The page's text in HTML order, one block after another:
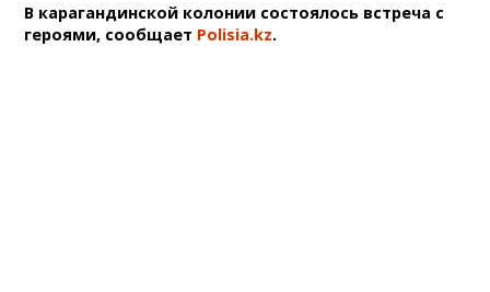
В карагандинской колонии состоялось встреча с
героями, сообщает Polisia.kz.